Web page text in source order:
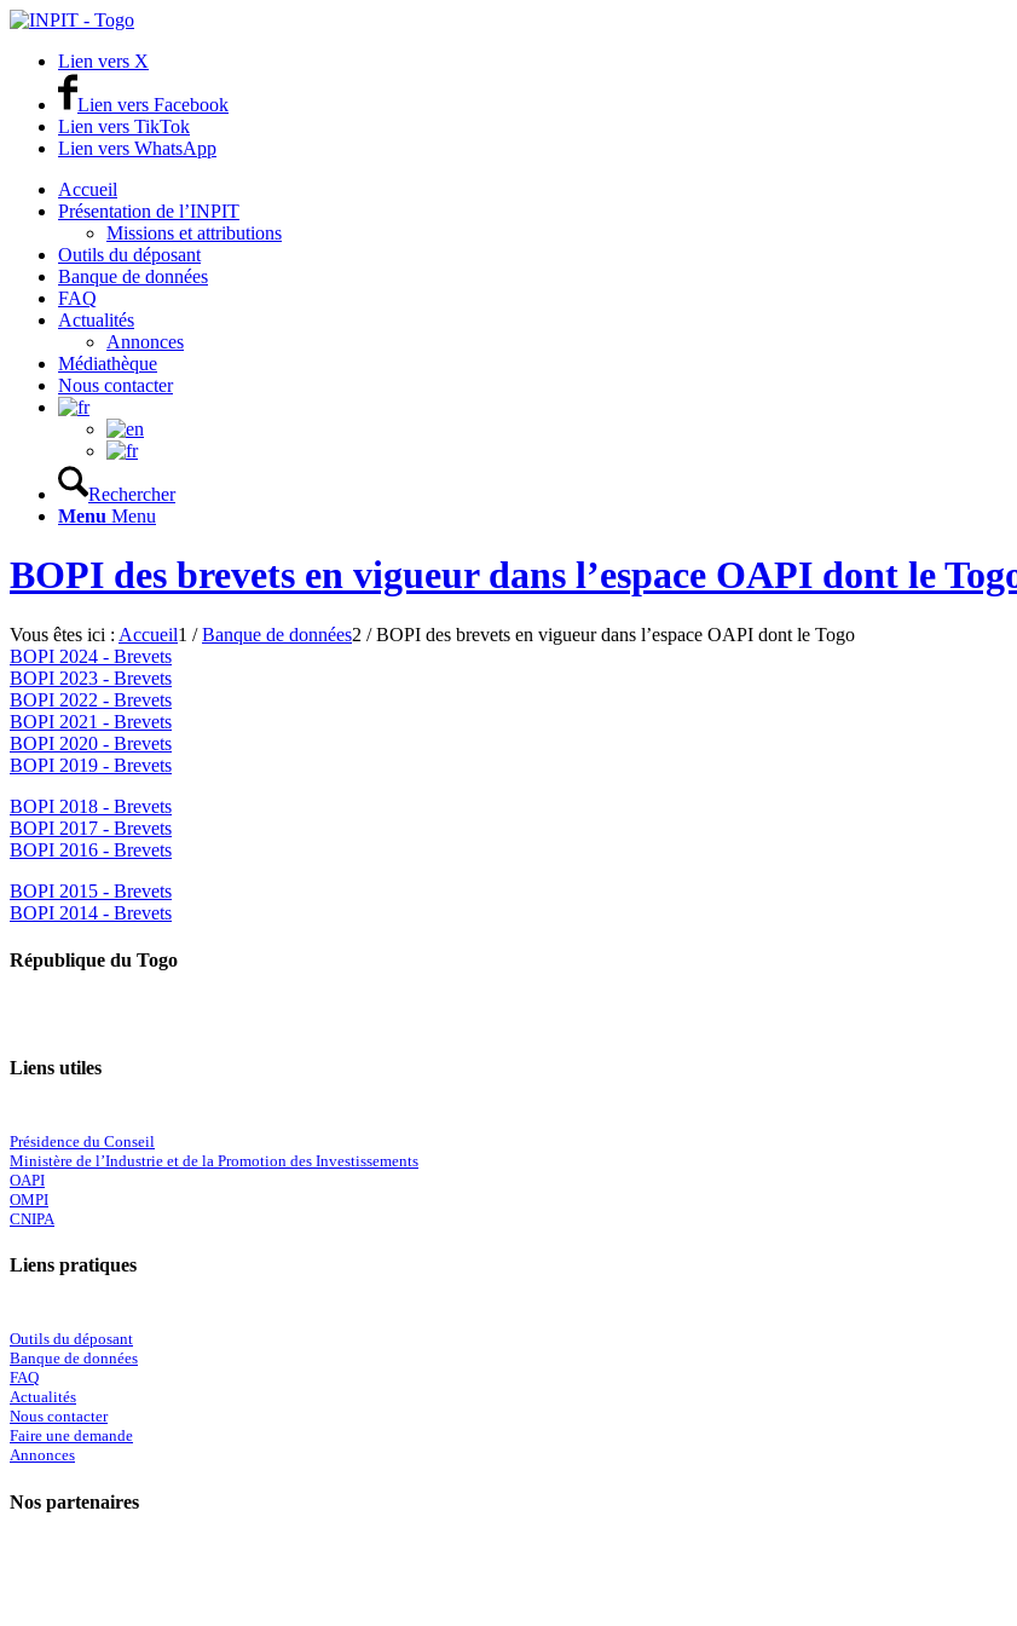
Lien vers X
Lien vers Facebook
Lien vers TikTok
Lien vers WhatsApp
Accueil
Présentation de l’INPIT
Missions et attributions
Outils du déposant
Banque de données
FAQ
Actualités
Annonces
Médiathèque
Nous contacter
Rechercher
Menu Menu
BOPI des brevets en vigueur dans l’espace OAPI dont le
Vous êtes ici : Accueil1 / Banque de données2 / BOPI des brevets en vigueur dans l’espace OAPI dont le Togo
BOPI 2024 - Brevets
BOPI 2023 - Brevets
BOPI 2022 - Brevets
BOPI 2021 - Brevets
BOPI 2020 - Brevets
BOPI 2019 - Brevets
BOPI 2018 - Brevets
BOPI 2017 - Brevets
BOPI 2016 - Brevets
BOPI 2015 - Brevets
BOPI 2014 - Brevets
République du Togo
Liens utiles
Présidence du Conseil
Ministère de l’Industrie et de la Promotion des Investissements
OAPI
OMPI
CNIPA
Liens pratiques
Outils du déposant
Banque de données
FAQ
Actualités
Nous contacter
Faire une demande
Annonces
Nos partenaires